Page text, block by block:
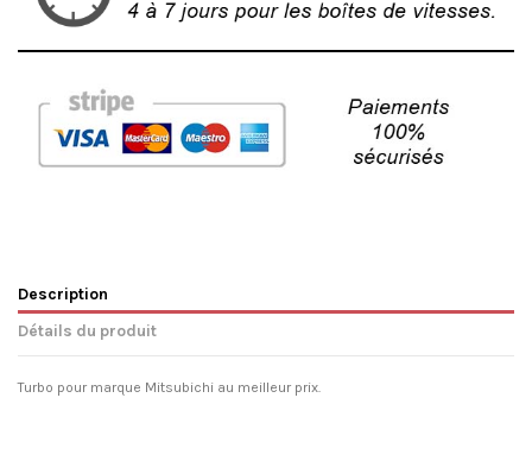
Description
Détails du produit
Turbo pour marque Mitsubichi au meilleur prix.